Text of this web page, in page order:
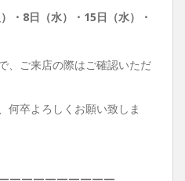
・8日（水）・15日（水）・
、ご来店の際はご確認いただ
何卒よろしくお願い致しま